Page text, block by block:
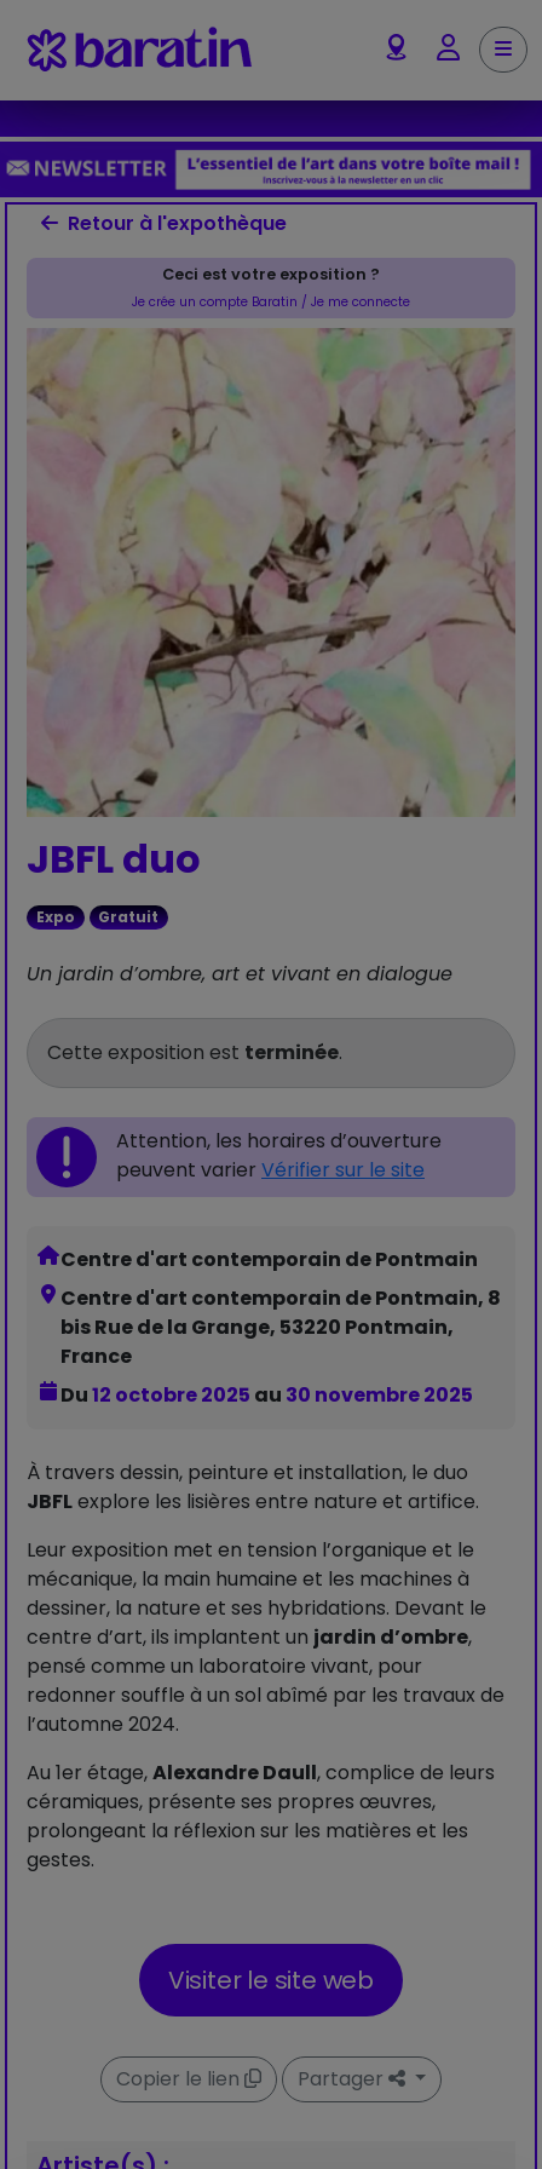
Account
Retour à l'expothèque
Ceci est votre exposition ?
Je crée un compte Baratin / Je me connecte
JBFL duo
Expo Gratuit
Un jardin d’ombre, art et vivant en dialogue
Cette exposition est terminée.
Attention, les horaires d’ouverture
peuvent varier Vérifier sur le site
Centre d'art contemporain de Pontmain
Centre d'art contemporain de Pontmain, 8
bis Rue de la Grange, 53220 Pontmain,
France
Du12 octobre 2025 au 30 novembre 2025
À travers dessin, peinture et installation, le duo
JBFLexplore les lisières entre nature et artifice.
Leur exposition met en tension l’organique et le
mécanique, la main humaine et les machines à
dessiner, la nature et ses hybridations. Devant le
centre d’art, ils implantent un jardin d’ombre,
pensé comme un laboratoire vivant, pour
redonner souffle à un sol abîmé par les travaux de
l’automne 2024.
Au 1er étage,Alexandre Daull, complice de leurs
céramiques, présente ses propres œuvres,
prolongeant la réflexion sur les matières et les
gestes.
Visiter le site web
Copier le lien Partager